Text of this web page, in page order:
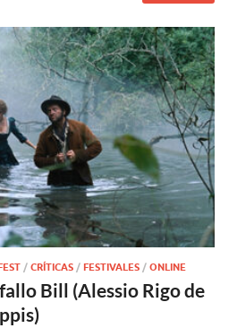
/ CRÍTICAS / FESTIVALES / ONLINE
Bill (Alessio Rigo de